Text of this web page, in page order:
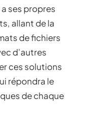
ses propres
allant de la
de fichiers
d’autres
ces solutions
répondra le
de chaque